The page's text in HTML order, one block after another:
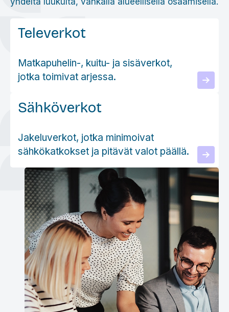
Televerkot
Matkapuhelin-, kuitu- ja sisäverkot,
jotka toimivat arjessa.
Sähköverkot
Jakeluverkot, jotka minimoivat
sähkökatkokset ja pitävät valot päällä.